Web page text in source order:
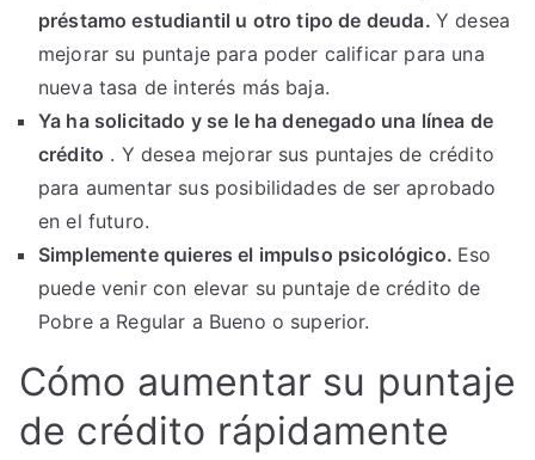
préstamo estudiantil u otro tipo de deuda. Y desea
mejorar su puntaje para poder calificar para una
nueva tasa de interés más baja.
Ya ha solicitado y se le ha denegado una línea de
crédito . Y desea mejorar sus puntajes de crédito
para aumentar sus posibilidades de ser aprobado
en el futuro.
Simplemente quieres el impulso psicológico. Eso
puede venir con elevar su puntaje de crédito de
Pobre a Regular a Bueno o superior.
Cómo aumentar su puntaje
de crédito rápidamente